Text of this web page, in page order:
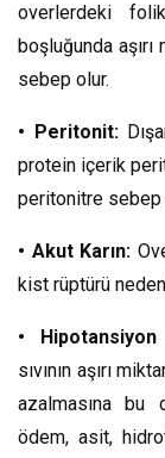
overlerdeki
boşluğunda
sebep olur.
• Peritonit:
protein içerik
peritonitre sebep
• Akut Karın:
kist rüptürü
•
sıvının aşırı
azalmasına bu
ödem, asit,